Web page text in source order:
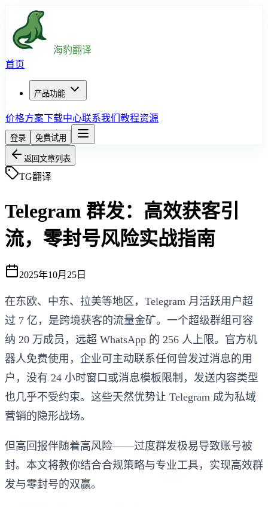
海豹翻译
首页
产品功能
价格方案下载中心联系我们 教程资源
登录 免费试用
返回文章列表
TG翻译
Telegram 群发：高效获客引
流，零封号风险实战指南
2025年10月25日
在东欧、中东、拉美等地区，Telegram 月活跃用户超
过 7 亿，是跨境获客的流量金矿。一个超级群组可容
纳 20 万成员，远超 WhatsApp 的 256 人上限。官方机
器人免费使用，企业可主动联系任何曾发过消息的用
户，没有 24 小时窗口或消息模板限制，发送内容类型
也几乎不受约束。这些天然优势让 Telegram 成为私域
营销的隐形战场。
但高回报伴随着高风险——过度群发极易导致账号被
封。本文将教你结合合规策略与专业工具，实现高效群
发与零封号的双赢。